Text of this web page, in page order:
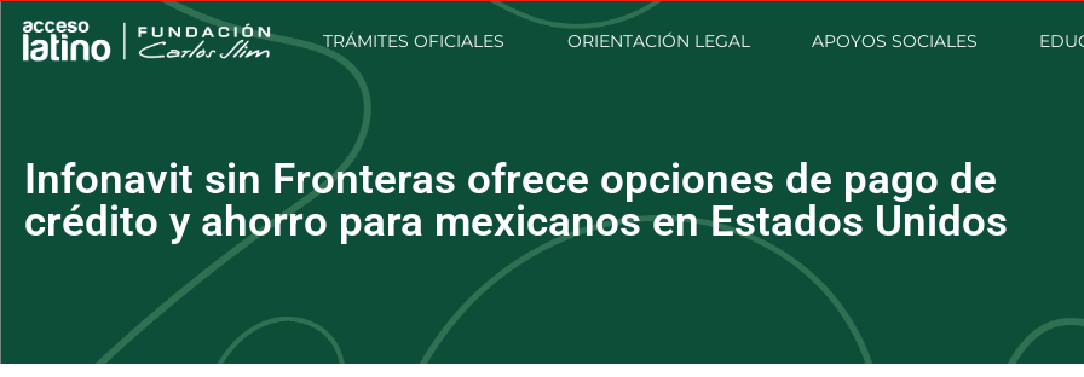
TRÁMITES OFICIALES ORIENTACIÓN LEGAL APOYOS SOCIALES
Infonavit sin Fronteras ofrece opciones de pago de
crédito y ahorro para mexicanos en Estados Unidos